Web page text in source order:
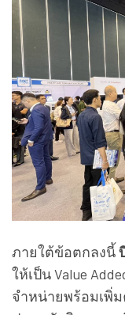
ภายใต้ข้อตกลงนี้
ให้เป็น Value
จำหน่ายพร้อมเพิ่